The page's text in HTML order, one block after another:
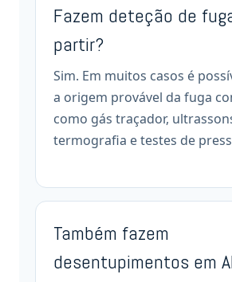
Fazem deteção de
partir?
Sim. Em muitos casos é
a origem provável da fuga
como gás traçador,
termografia e testes de
Também fazem
desentupimentos em